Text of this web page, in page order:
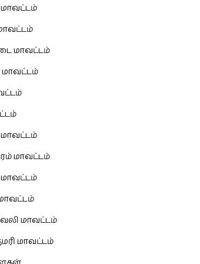
மாவட்டம்
மாவட்டம்
மாவட்டம்
மாவட்டம்
மாவட்டம்
மாவட்டம்
மாவட்டம்